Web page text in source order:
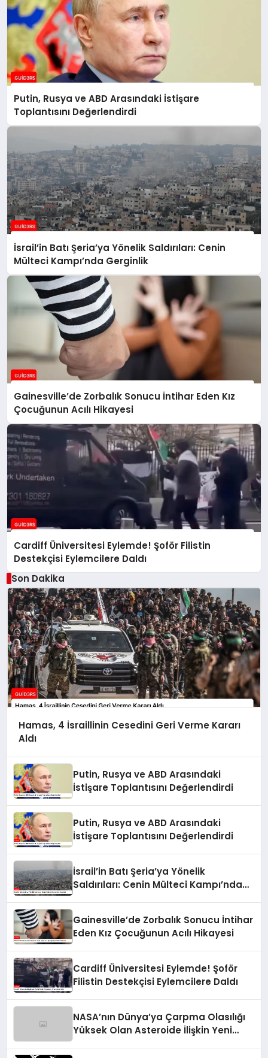
Putin, Rusya ve ABD Arasındaki İstişare
Toplantısını Değerlendirdi
İsrail’in Batı Şeria’ya Yönelik Saldırıları: Cenin
Mülteci Kampı’nda Gerginlik
Gainesville’de Zorbalık Sonucu İntihar Eden Kız
Çocuğunun Acılı Hikayesi
Cardiff Üniversitesi Eylemde! Şoför Filistin
Destekçisi Eylemcilere Daldı
Son Dakika
Hamas, 4 İsraillinin Cesedini Geri Verme Kararı
Aldı
Putin, Rusya ve ABD Arasındaki
İstişare Toplantısını Değerlendirdi
Putin, Rusya ve ABD Arasındaki
İstişare Toplantısını Değerlendirdi
İsrail’in Batı Şeria’ya Yönelik
Saldırıları: Cenin Mülteci Kampı’nda
Gainesville’de Zorbalık Sonucu İntihar
Eden Kız Çocuğunun Acılı Hikayesi
Cardiff Üniversitesi Eylemde! Şoför
Filistin Destekçisi Eylemcilere Daldı
NASA’nın Dünya’ya Çarpma Olasılığı
Yüksek Olan Asteroide İlişkin Yeni